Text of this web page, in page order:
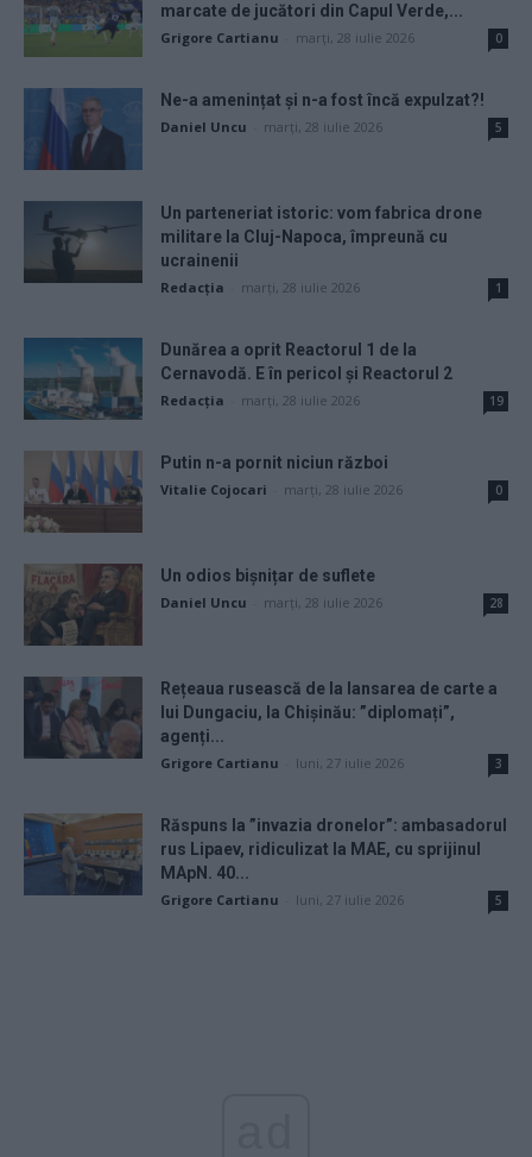
marcate de jucători din Capul Verde,...
Grigore Cartianu marți, 28 iulie 2026 0
Ne-a amenințat și n-a fost încă expulzat?!
Daniel Uncu marți, 28 iulie 2026 5
Un parteneriat istoric: vom fabrica drone
militare la Cluj-Napoca, împreună cu
ucrainenii
Redacţia marți, 28 iulie 2026 1
Dunărea a oprit Reactorul 1 de la
Cernavodă. E în pericol și Reactorul 2
Redacţia marți, 28 iulie 2026 19
Putin n-a pornit niciun război
Vitalie Cojocari marți, 28 iulie 2026 0
Un odios bișnițar de suflete
Daniel Uncu marți, 28 iulie 2026 28
Rețeaua rusească de la lansarea de carte a
lui Dungaciu, la Chișinău: ”diplomați”,
agenți...
Grigore Cartianu luni, 27 iulie 2026 3
Răspuns la ”invazia dronelor”: ambasadorul
rus Lipaev, ridiculizat la MAE, cu sprijinul
MApN. 40...
Grigore Cartianu luni, 27 iulie 2026 5